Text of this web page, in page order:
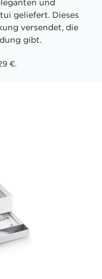
und
geliefert. Dieses
versendet, die
gibt.
€.